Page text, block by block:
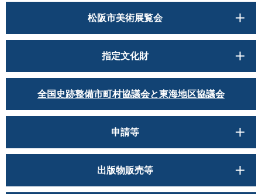
松阪市美術展覧会
指定文化財
全国史跡整備市町村協議会と東海地区協議会
申請等
出版物販売等